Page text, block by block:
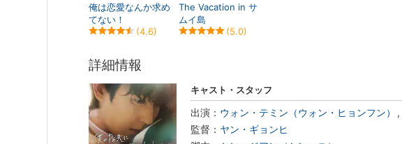
俺は恋愛なんか求め
てない！
(4.6)
The Vacation in サ
ムイ島
(5.0)
詳細情報
キャスト・スタッフ
出演： ウォン・テミン（ウォン・ヒョンフン）
監督： ヤン・ギョンヒ